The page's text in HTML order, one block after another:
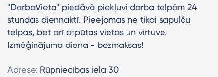
"DarbaVieta" piedāvā piekļuvi darba telpām 24
stundas diennaktī. Pieejamas ne tikai sapulču
telpas, bet arī atpūtas vietas un virtuve.
Izmēģinājuma diena - bezmaksas!
Adrese: Rūpniecības iela 30